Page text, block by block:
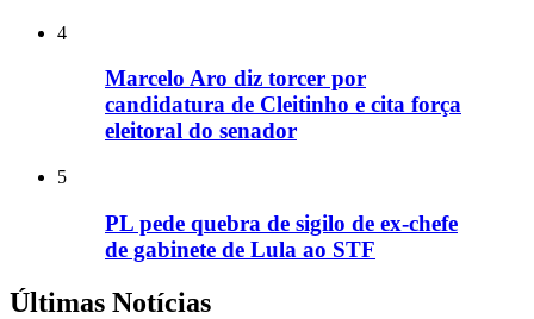
4
Marcelo Aro diz torcer por
candidatura de Cleitinho e cita força
eleitoral do senador
5
PL pede quebra de sigilo de ex-chefe
de gabinete de Lula ao STF
Últimas Notícias